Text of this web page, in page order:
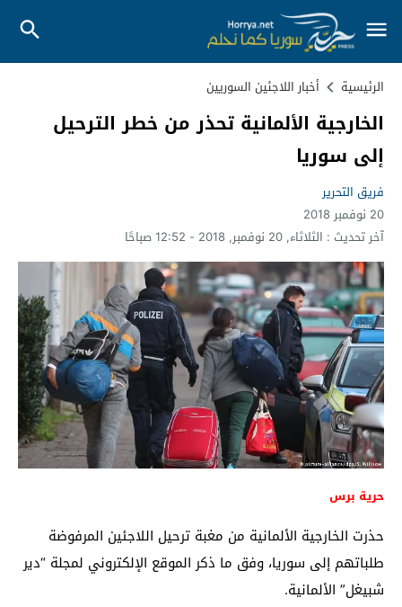
الرئيسية أخبار اللاجئين السوريين
الخارجية الألمانية تحذر من خطر الترحيل
إلى سوريا
فريق التحرير
20 نوفمبر 2018
آخر تحديث : الثلاثاء, 20 نوفمبر, 2018 - 12:52 صباحًا
حرية برس
حذرت الخارجية الألمانية من مغبة ترحيل اللاجئين المرفوضة
طلباتهم إلى سوريا، وفق ما ذكر الموقع الإلكتروني لمجلة “دير
شبيغل” الألمانية.